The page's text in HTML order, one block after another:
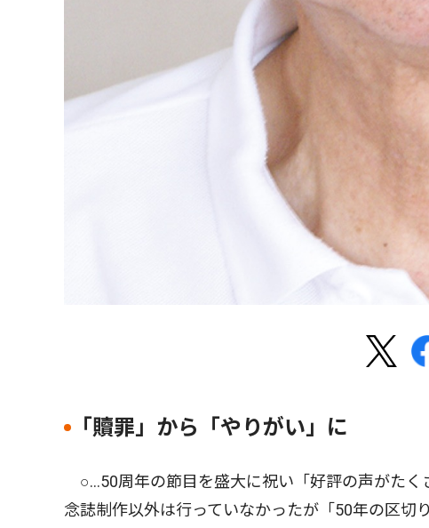
｢贖罪」から「やりがい」に
○…50周年の節目を盛大に祝い「好評の声がたく
念誌制作以外は行っていなかったが「50年の区切